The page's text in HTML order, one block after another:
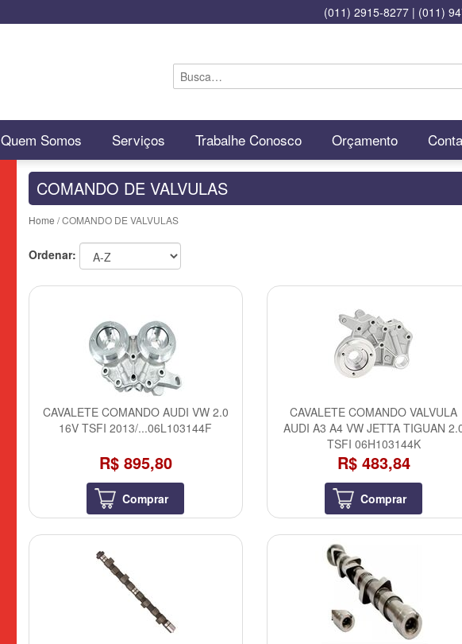
(011) 2915-8277 | (011)
Quem Somos Serviços Trabalhe Conosco Orçamento
COMANDO DE VALVULAS
Home / COMANDO DE VALVULAS
Ordenar:
CAVALETE COMANDO AUDI VW 2.0
16V TSFI 2013/...06L103144F
R$ 895,80
Comprar
CAVALETE COMANDO VALVULA
AUDI A3 A4 VW JETTA TIGUAN
TSFI 06H103144K
R$ 483,84
Comprar